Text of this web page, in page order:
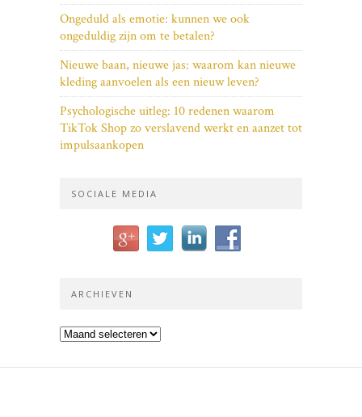
Ongeduld als emotie: kunnen we ook
ongeduldig zijn om te betalen?
Nieuwe baan, nieuwe jas: waarom kan nieuwe
kleding aanvoelen als een nieuw leven?
Psychologische uitleg: 10 redenen waarom
TikTok Shop zo verslavend werkt en aanzet tot
impulsaankopen
SOCIALE MEDIA
ARCHIEVEN
Archieven